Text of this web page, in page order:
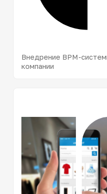
Внедрение BPM-
компании